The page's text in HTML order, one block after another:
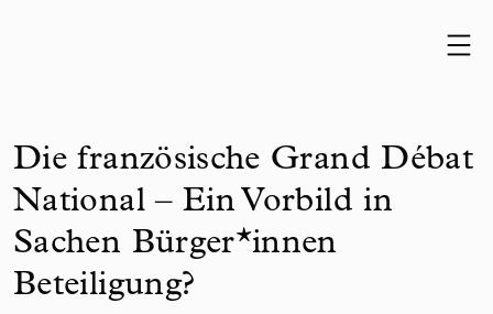
Skip to content
Die französische Grand Débat
National – Ein Vorbild in
Sachen Bürger*innen
Beteiligung?